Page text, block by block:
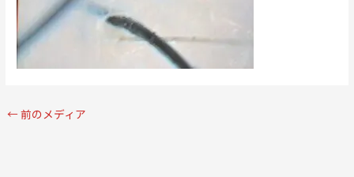
←前のメディア